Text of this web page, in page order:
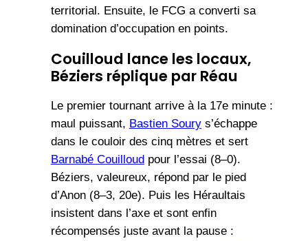
territorial. Ensuite, le FCG a converti sa
domination d’occupation en points.
Couilloud lance les locaux,
Béziers réplique par Réau
Le premier tournant arrive à la 17e minute :
maul puissant, Bastien Sourys’échappe
dans le couloir des cinq mètres et sert
Barnabé Couilloudpour l’essai (8–0).
Béziers, valeureux, répond par le pied
d’Anon (8–3, 20e). Puis les Héraultais
insistent dans l’axe et sont enfin
récompensés juste avant la pause :